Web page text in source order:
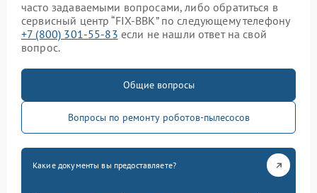
часто задаваемыми вопросами, либо обратиться в
сервисный центр “FIX-BBK” по следующему телефону
+7 (800) 301-55-83 если не нашли ответ на свой
вопрос.
Общие вопросы
Вопросы по ремонту роботов-пылесосов
Какие документы вы предоставляете?